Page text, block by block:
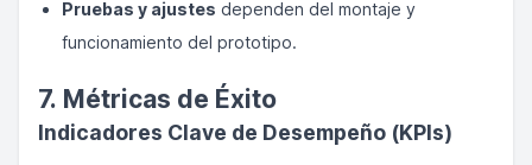
Pruebas y ajustes dependen del montaje y
funcionamiento del prototipo.
7. Métricas de Éxito
Indicadores Clave de Desempeño (KPIs)